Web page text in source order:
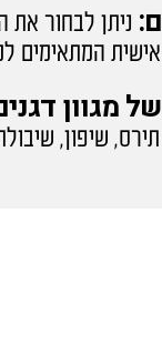
ניתן לבחור
המתאימים
מגוון
שיפון,